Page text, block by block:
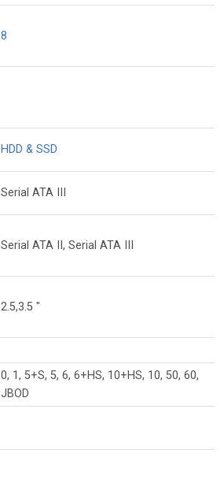
8
HDD & SSD
Serial ATA III
Serial ATA II, Serial ATA III
2.5,3.5 "
0, 1, 5+S, 5, 6, 6+HS, 10+HS, 10, 50, 60,
JBOD